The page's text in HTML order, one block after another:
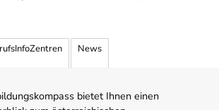
News
bietet Ihnen einen